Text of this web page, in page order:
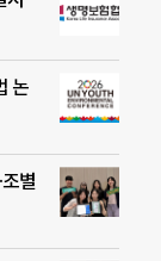
논
별